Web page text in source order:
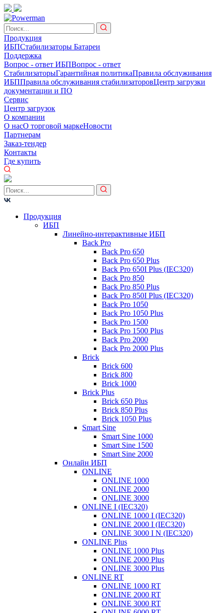
Продукция
ИБПСтабилизаторы Батареи
Поддержка
Вопрос - ответ ИБПВопрос - ответ
СтабилизаторыГарантийная политикаПравила обслуживания
ИБППравила обслуживания стабилизаторовЦентр загрузки
документации и ПО
Сервис
Центр загрузок
О компании
О насО торговой маркеНовости
Партнерам
Заказ-тендер
Контакты
Где купить
Продукция
ИБП
Линейно-интерактивные ИБП
Back Pro
Back Pro 650
Back Pro 650 Plus
Back Pro 650I Plus (IEC320)
Back Pro 850
Back Pro 850 Plus
Back Pro 850I Plus (IEC320)
Back Pro 1050
Back Pro 1050 Plus
Back Pro 1500
Back Pro 1500 Plus
Back Pro 2000
Back Pro 2000 Plus
Brick
Brick 600
Brick 800
Brick 1000
Brick Plus
Brick 650 Plus
Brick 850 Plus
Brick 1050 Plus
Smart Sine
Smart Sine 1000
Smart Sine 1500
Smart Sine 2000
Онлайн ИБП
ONLINE
ONLINE 1000
ONLINE 2000
ONLINE 3000
ONLINE I (IEC320)
ONLINE 1000 I (IEC320)
ONLINE 2000 I (IEC320)
ONLINE 3000 I N (IEC320)
ONLINE Plus
ONLINE 1000 Plus
ONLINE 2000 Plus
ONLINE 3000 Plus
ONLINE RT
ONLINE 1000 RT
ONLINE 2000 RT
ONLINE 3000 RT